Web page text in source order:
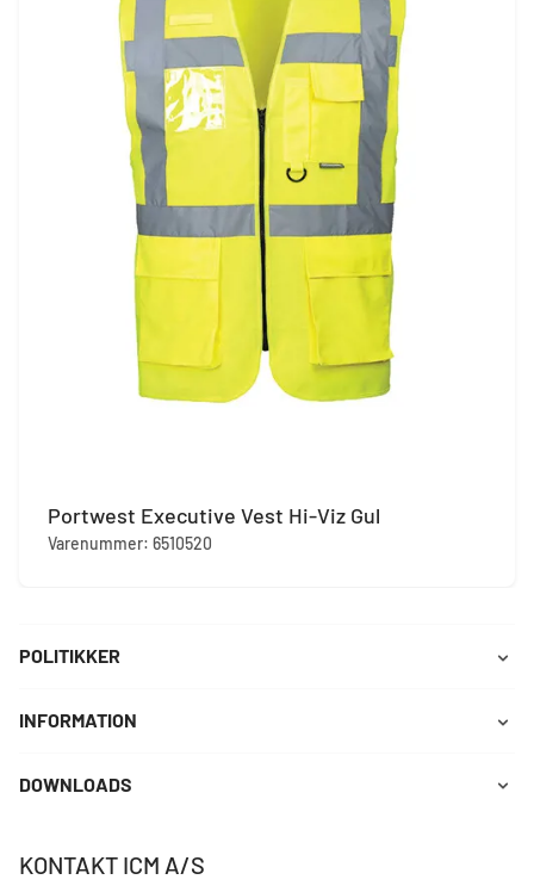
Portwest Executive Vest Hi-Viz Gul
Varenummer: 6510520
POLITIKKER
INFORMATION
DOWNLOADS
KONTAKT ICM A/S